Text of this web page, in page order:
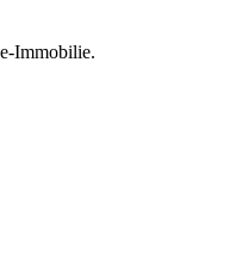
Immobilie.